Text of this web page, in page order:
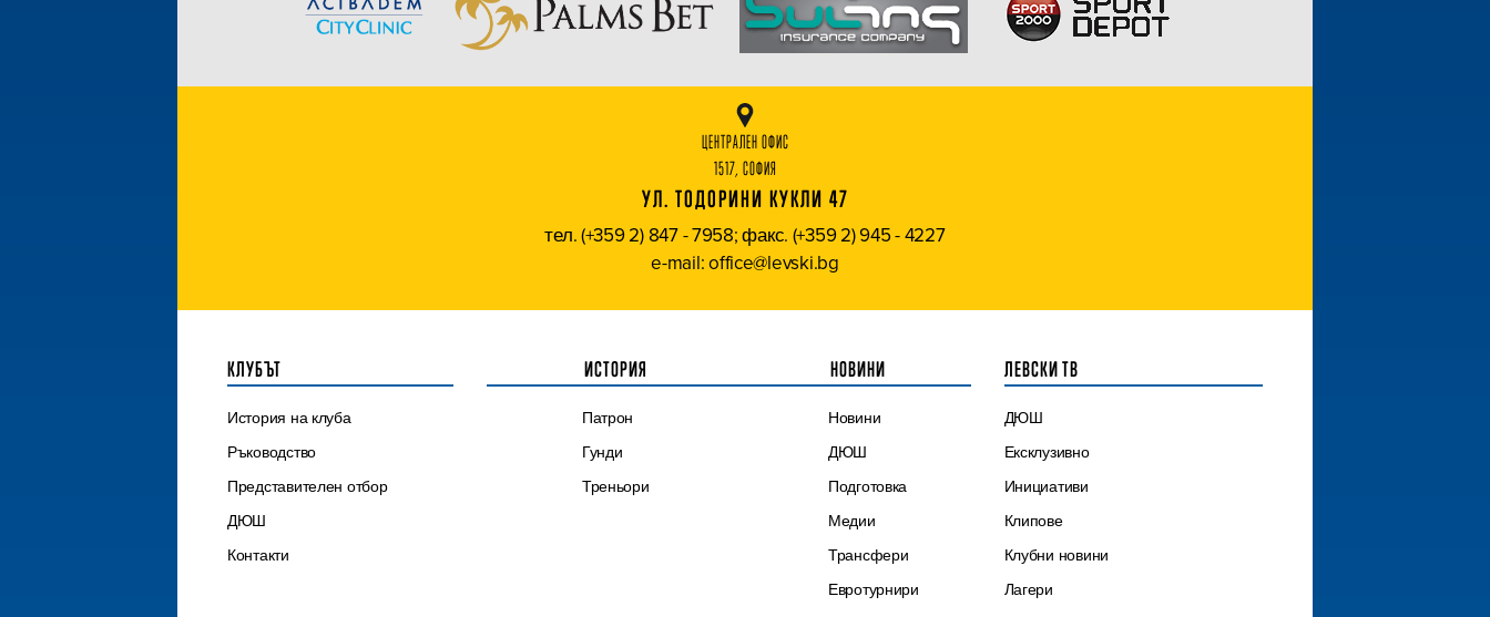
ЦЕНТРАЛЕН ОФИС
1517, СОФИЯ
УЛ. ТОДОРИНИ КУКЛИ 47
тел. (+359 2) 847 - 7958; факс. (+359 2) 945 - 4227
e-mail: office@levski.bg
КЛУБЪТ
История на клуба
Ръководство
Представителен отбор
ДЮШ
Контакти
ИСТОРИЯ
Патрон
Гунди
Треньори
НОВИНИ
Новини
ДЮШ
Подготовка
Медии
Трансфери
Евротурнири
ЛЕВСКИ ТВ
ДЮШ
Ексклузивно
Инициативи
Клипове
Клубни новини
Лагери